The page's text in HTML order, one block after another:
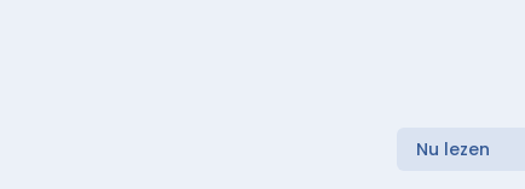
Nu lezen